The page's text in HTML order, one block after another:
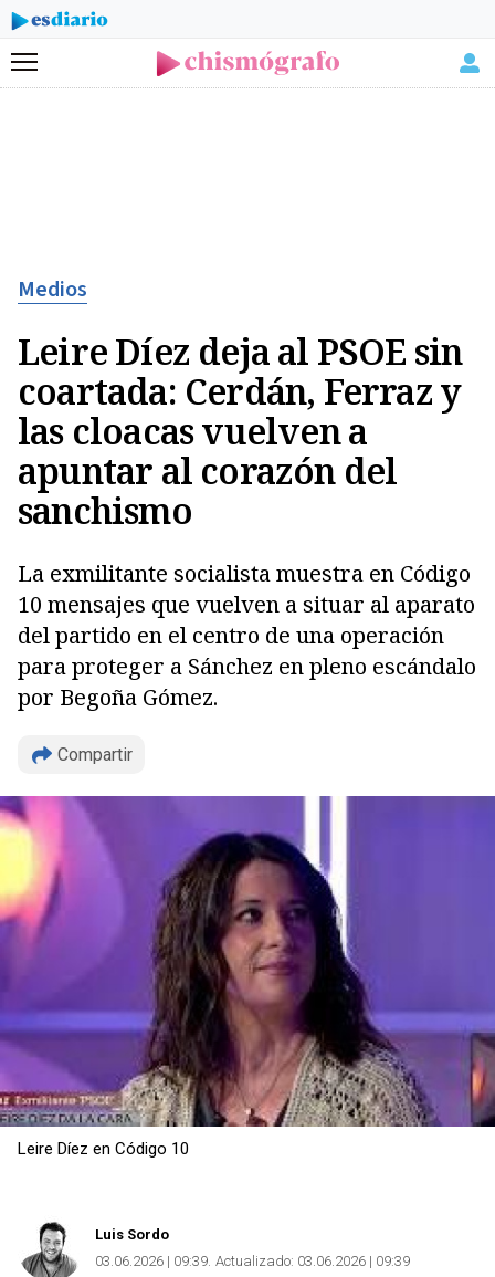
Menú
Medios
Leire Díez deja al PSOE sin
coartada: Cerdán, Ferraz y
las cloacas vuelven a
apuntar al corazón del
sanchismo
La exmilitante socialista muestra en Código
10 mensajes que vuelven a situar al aparato
del partido en el centro de una operación
para proteger a Sánchez en pleno escándalo
por Begoña Gómez.
Compartir
Copiar
Leire Díez en Código 10
Luis Sordo
03.06.2026 | 09:39 Actualizado: 03.06.2026 | 09:39